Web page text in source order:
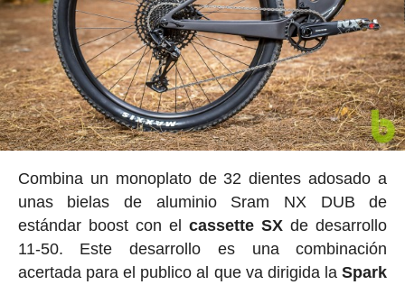
Combina un monoplato de 32 dientes adosado a
unas bielas de aluminio Sram NX DUB de
estándar boost con elcassette SX de desarrollo
11-50. Este desarrollo es una combinación
acertada para el publico al que va dirigida laSpark